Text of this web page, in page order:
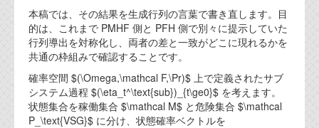
機能安全ブログ
設計ブログ
テクノロジ
外部投稿記事
本稿では、その結果を生成行列の言葉で書き直します。目
的は、これまで PMHF 側と PFH 側で別々に提示していた
行列導出を対称化し、両者の差と一致がどこに現れるかを
共通の枠組みで確認することです。
確率空間 $(\Omega,\mathcal F,\Pr)$ 上で定義されたサブ
システム過程 $(\eta_t^\text{sub})_{t\ge0}$ を考えます。
状態集合を稼働集合 $\mathcal M$ と危険集合 $\mathcal
P_\text{VSG}$ に分け、状態確率ベクトルを